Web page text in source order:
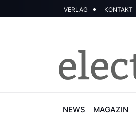
VERLAG KONTAKT
NEWS MAGAZIN